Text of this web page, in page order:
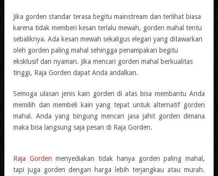
Jika gorden standar terasa begitu mainstream dan terlihat biasa
karena tidak memberi kesan terlalu mewah, gorden mahal tentu
sebaliknya. Ada kesan mewah sekaligus elegan yang ditawarkan
oleh gorden paling mahal sehingga penampakan begitu
eksklusif dan nyaman. Jika mencari gorden mahal berkualitas
tinggi, Raja Gorden dapat Anda andalkan.
Semoga ulasan jenis kain gorden di atas bisa membantu Anda
memilih dan membeli kain yang tepat untuk alternatif gorden
mahal. Anda yang bingung mencari jasa jahit gorden dimana
maka bisa langsung saja pesan di Raja Gorden.
Raja Gorden menyediakan tidak hanya gorden paling mahal ,
tapi juga gorden dengan harga lebih terjangkau atau murah.